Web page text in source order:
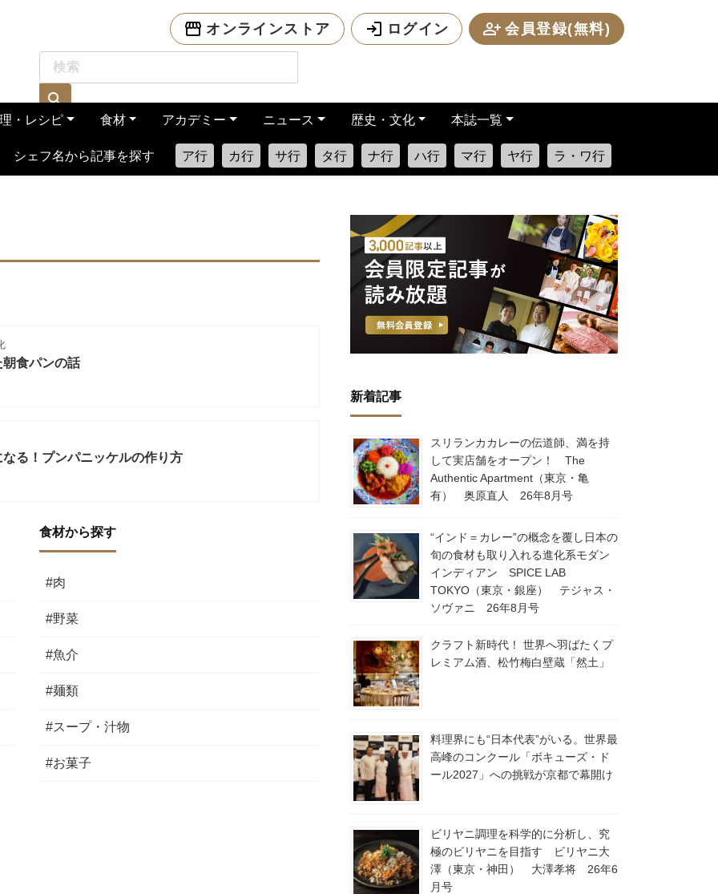
オンラインストア ログイン 会員登録(無料)
・レシピ 食材 アカデミー ニュース 歴史・文化 本誌一覧
シェフ名から記事を探す ア行 カ行 サ行 タ行 ナ行 ハ行 マ行 ヤ行 ラ・ワ行
食パンの話
る！プンパニッケルの作り方
食材から探す
#肉
#野菜
#魚介
#麺類
#スープ・汁物
#お菓子
新着記事
スリランカカレーの伝道師、満を持
して実店舗をオープン！ The
Authentic Apartment（東京・亀
有） 奥原直人 26年8月号
“インド＝カレー”の概念を覆し日本の
旬の食材も取り入れる進化系モダン
インディアン SPICE LAB
TOKYO（東京・銀座） テジャス・
ソヴァニ 26年8月号
クラフト新時代！ 世界へ羽ばたくプ
レミアム酒、松竹梅白壁蔵「然土」
料理界にも“日本代表”がいる。世界最
高峰のコンクール「ボキューズ・ド
ール2027」への挑戦が京都で幕開け
ビリヤニ調理を科学的に分析し、究
極のビリヤニを目指す ビリヤニ大
澤（東京・神田） 大澤孝将 26年6
月号